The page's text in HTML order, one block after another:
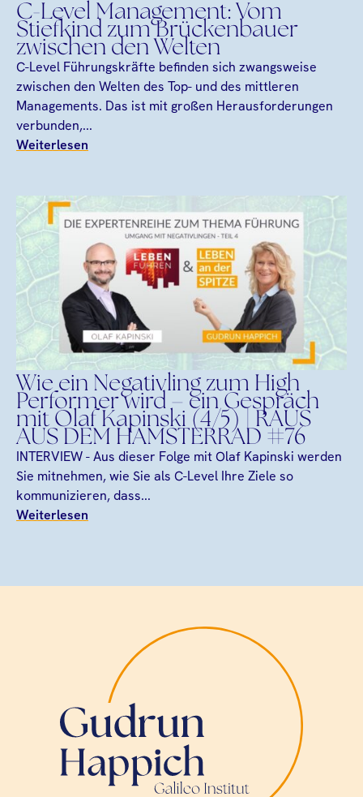
C-Level Management: Vom
Stiefkind zum Brückenbauer
zwischen den Welten
C-Level Führungskräfte befinden sich zwangsweise
zwischen den Welten des Top- und des mittleren
Managements. Das ist mit großen Herausforderungen
verbunden,...
Weiterlesen
Wie ein Negativling zum High
Performer wird – ein Gespräch
mit Olaf Kapinski (4/5) | RAUS
AUS DEM HAMSTERRAD #76
INTERVIEW - Aus dieser Folge mit Olaf Kapinski werden
Sie mitnehmen, wie Sie als C-Level Ihre Ziele so
kommunizieren, dass...
Weiterlesen